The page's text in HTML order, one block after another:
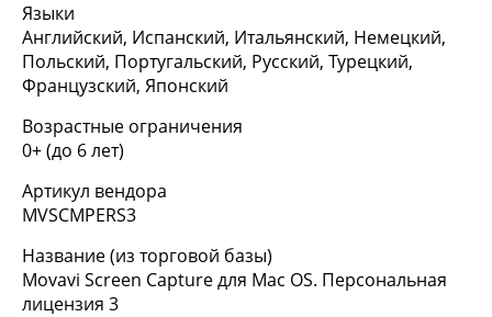
Языки
Английский, Испанский, Итальянский, Немецкий,
Польский, Португальский, Русский, Турецкий,
Французский, Японский
Возрастные ограничения
0+ (до 6 лет)
Артикул вендора
MVSCMPERS3
Название (из торговой базы)
Movavi Screen Capture для Mac OS. Персональная
лицензия 3